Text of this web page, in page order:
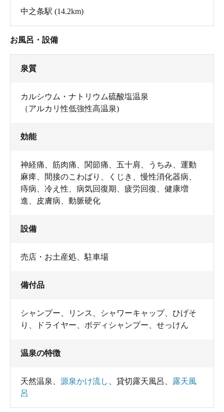
中之条駅 (14.2km)
お風呂・設備
泉質
カルシウム・ナトリウム硫酸塩温泉
（アルカリ性低強性高温泉)
効能
神経痛、筋肉痛、関節痛、五十肩、うちみ、運動
麻痺、間接のこわばり、くじき、慢性消化器病、
痔病、冷え性、病気回復期、疲労回復、健康増
進、皮膚病、動脈硬化
設備
売店・お土産処 駐車場
備付品
シャンプー リンス シャワーキャップ、 ひげそ
り
ドライヤー ボディシャンプー せっけん
温泉の特徴
天然温泉 源泉かけ流し 貸切露天風呂
露天風
呂